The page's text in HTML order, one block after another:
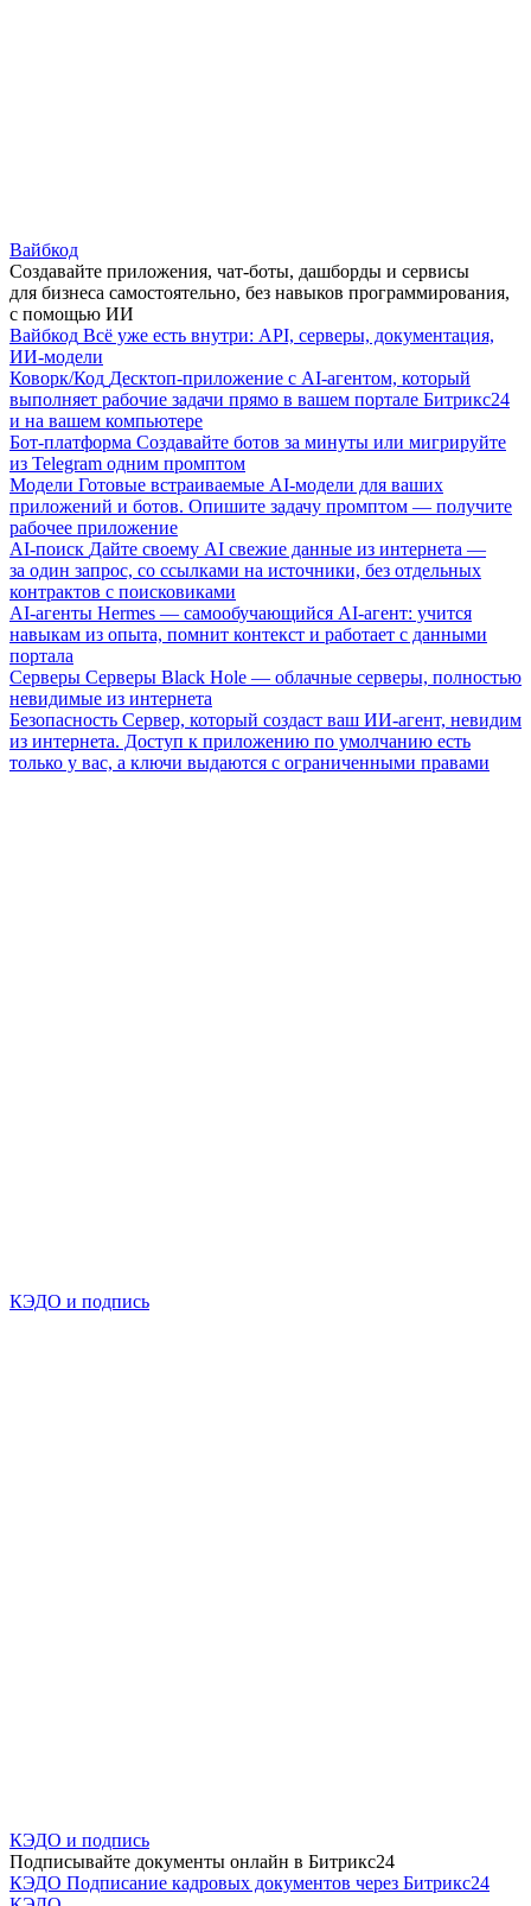
Вайбкод
Создавайте приложения, чат-боты, дашборды и сервисы
для бизнеса самостоятельно, без навыков программирования,
с помощью ИИ
Вайбкод Всё уже есть внутри: API, серверы, документация,
ИИ-модели
Коворк/Код Десктоп-приложение с AI-агентом, который
выполняет рабочие задачи прямо в вашем портале Битрикс24
и на вашем компьютере
Бот-платформа Создавайте ботов за минуты или мигрируйте
из Telegram одним промптом
Модели Готовые встраиваемые AI-модели для ваших
приложений и ботов. Опишите задачу промптом — получите
рабочее приложение
AI-поиск Дайте своему AI свежие данные из интернета —
за один запрос, со ссылками на источники, без отдельных
контрактов с поисковиками
AI-агенты Hermes — самообучающийся AI-агент: учится
навыкам из опыта, помнит контекст и работает с данными
портала
Серверы Серверы Black Hole — облачные серверы, полностью
невидимые из интернета
Безопасность Сервер, который создаст ваш ИИ-агент, невидим
из интернета. Доступ к приложению по умолчанию есть
только у вас, а ключи выдаются с ограниченными правами
КЭДО и подпись
КЭДО и подпись
Подписывайте документы онлайн в Битрикс24
КЭДО Подписание кадровых документов через Битрикс24